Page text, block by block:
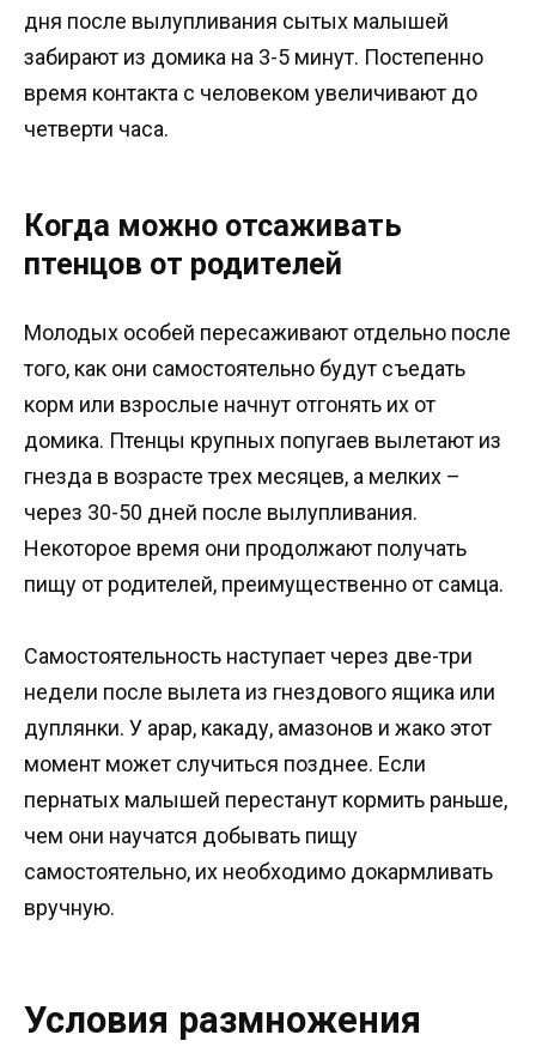
дня после вылупливания сытых малышей
забирают из домика на 3-5 минут. Постепенно
время контакта с человеком увеличивают до
четверти часа.
Когда можно отсаживать
птенцов от родителей
Молодых особей пересаживают отдельно после
того, как они самостоятельно будут съедать
корм или взрослые начнут отгонять их от
домика. Птенцы крупных попугаев вылетают из
гнезда в возрасте трех месяцев, а мелких –
через 30-50 дней после вылупливания.
Некоторое время они продолжают получать
пищу от родителей, преимущественно от самца.
Самостоятельность наступает через две-три
недели после вылета из гнездового ящика или
дуплянки. У арар, какаду, амазонов и жако этот
момент может случиться позднее. Если
пернатых малышей перестанут кормить раньше,
чем они научатся добывать пищу
самостоятельно, их необходимо докармливать
вручную.
Условия размножения